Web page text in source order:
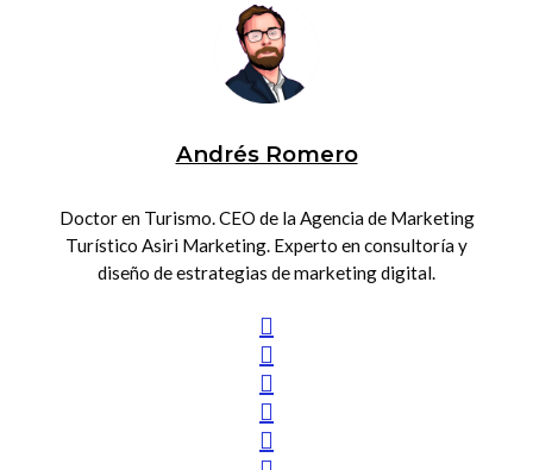
Andrés Romero
Doctor en Turismo. CEO de la Agencia de Marketing
Turístico Asiri Marketing. Experto en consultoría y
diseño de estrategias de marketing digital.